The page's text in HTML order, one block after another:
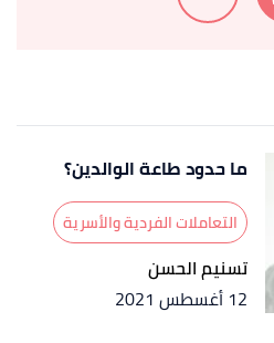
عن عبد الله بن
، صفحة 348-350.
ما حدود طاعة الوالدين؟
التعاملات الفردية والأسرية
تسنيم الحسن
12 أغسطس 2021